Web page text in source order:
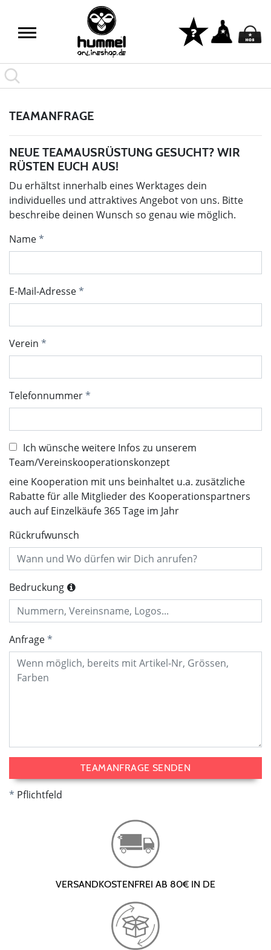
TEAMANFRAGE
NEUE TEAMAUSRÜSTUNG GESUCHT? WIR
RÜSTEN EUCH AUS!
Du erhältst innerhalb eines Werktages dein
individuelles und attraktives Angebot von uns. Bitte
beschreibe deinen Wunsch so genau wie möglich.
Name
E-Mail-Adresse
Verein
Telefonnummer
Ich wünsche weitere Infos zu unserem
Team/Vereinskooperationskonzept
eine Kooperation mit uns beinhaltet u.a. zusätzliche
Rabatte für alle Mitglieder des Kooperationspartners
auch auf Einzelkäufe 365 Tage im Jahr
Rückrufwunsch
Bedruckung
Anfrage
TEAMANFRAGE SENDEN
Pflichtfeld
VERSANDKOSTENFREI AB 80€ IN DE